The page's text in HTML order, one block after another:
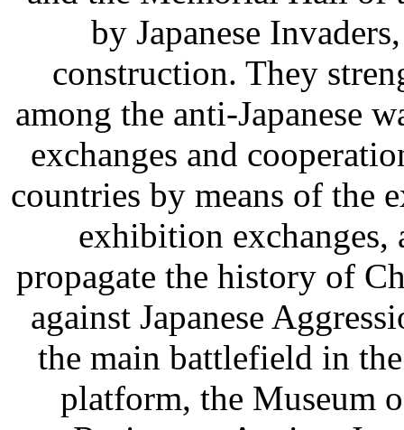
by Japanese
construction. They
among the anti-Japanese
exchanges and
countries by means of the
exhibition exchanges,
propagate the history of
against Japanese
the main battlefield in
platform, the Museum